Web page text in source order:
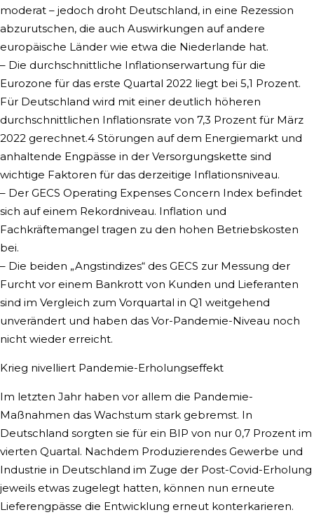
moderat – jedoch droht Deutschland, in eine Rezession
abzurutschen, die auch Auswirkungen auf andere
europäische Länder wie etwa die Niederlande hat.
– Die durchschnittliche Inflationserwartung für die
Eurozone für das erste Quartal 2022 liegt bei 5,1 Prozent.
Für Deutschland wird mit einer deutlich höheren
durchschnittlichen Inflationsrate von 7,3 Prozent für März
2022 gerechnet.4 Störungen auf dem Energiemarkt und
anhaltende Engpässe in der Versorgungskette sind
wichtige Faktoren für das derzeitige Inflationsniveau.
– Der GECS Operating Expenses Concern Index befindet
sich auf einem Rekordniveau. Inflation und
Fachkräftemangel tragen zu den hohen Betriebskosten
bei.
– Die beiden „Angstindizes“ des GECS zur Messung der
Furcht vor einem Bankrott von Kunden und Lieferanten
sind im Vergleich zum Vorquartal in Q1 weitgehend
unverändert und haben das Vor-Pandemie-Niveau noch
nicht wieder erreicht.
Krieg nivelliert Pandemie-Erholungseffekt
Im letzten Jahr haben vor allem die Pandemie-
Maßnahmen das Wachstum stark gebremst. In
Deutschland sorgten sie für ein BIP von nur 0,7 Prozent im
vierten Quartal. Nachdem Produzierendes Gewerbe und
Industrie in Deutschland im Zuge der Post-Covid-Erholung
jeweils etwas zugelegt hatten, können nun erneute
Lieferengpässe die Entwicklung erneut konterkarieren.